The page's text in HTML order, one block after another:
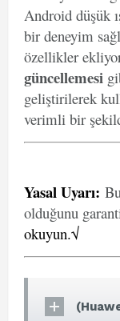
Android düşük
bir deneyim
özellikler
güncellemesi
geliştirilerek
verimli bir
Yasal Uyarı:
olduğunu
okuyun.√